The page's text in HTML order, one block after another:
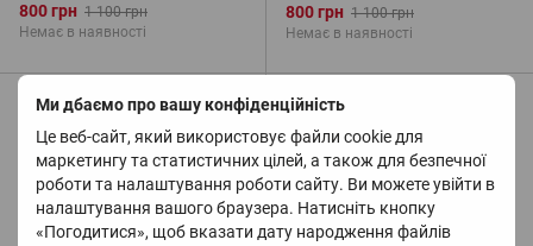
Ми дбаємо про вашу конфіденційність
Це веб-сайт, який використовує файли cookie для
маркетингу та статистичних цілей, а також для безпечної
роботи та налаштування роботи сайту. Ви можете увійти в
налаштування вашого браузера. Натисніть кнопку
«Погодитися», щоб вказати дату народження файлів
800 грн 1 100 грн
Немає в наявності
800 грн 1 100 грн
Немає в наявності
Розпродаж
−27%
6
-2
Розпродаж
−27%
6
-2